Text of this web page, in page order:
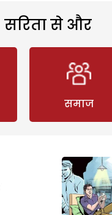
सरिता से और
समाज